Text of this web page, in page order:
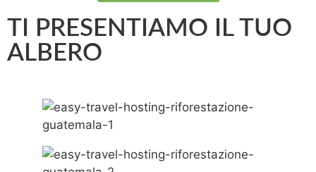
TI PRESENTIAMO IL TUO
ALBERO